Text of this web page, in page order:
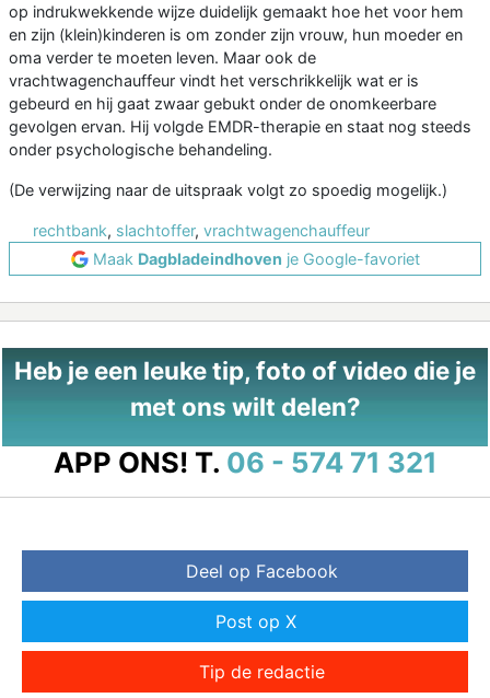
op indrukwekkende wijze duidelijk gemaakt hoe het voor hem
en zijn (klein)kinderen is om zonder zijn vrouw, hun moeder en
oma verder te moeten leven. Maar ook de
vrachtwagenchauffeur vindt het verschrikkelijk wat er is
gebeurd en hij gaat zwaar gebukt onder de onomkeerbare
gevolgen ervan. Hij volgde EMDR-therapie en staat nog steeds
onder psychologische behandeling.
(De verwijzing naar de uitspraak volgt zo spoedig mogelijk.)
rechtbank, slachtoffer, vrachtwagenchauffeur
Maak Dagbladeindhoven je Google-favoriet
Heb je een leuke tip, foto of video die je
met ons wilt delen?
APP ONS! T. 06 - 574 71 321
Deel op Facebook
Post op X
Tip de redactie